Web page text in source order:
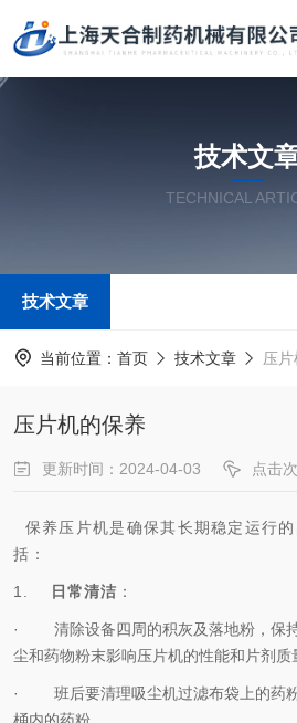
技术文
TECHNICAL
技术文章
当前位置： 首页 技术文章 压
压片机的保养
更新时间：2024-04-03 点击
保养压片机是确保其长期稳定运行的
括：
1. 日常清洁 ：
·
清除设备四周的积灰及落地粉，保
尘和药物粉末影响压片机的性能和片剂质
·
班后要清理吸尘机过滤布袋上的药